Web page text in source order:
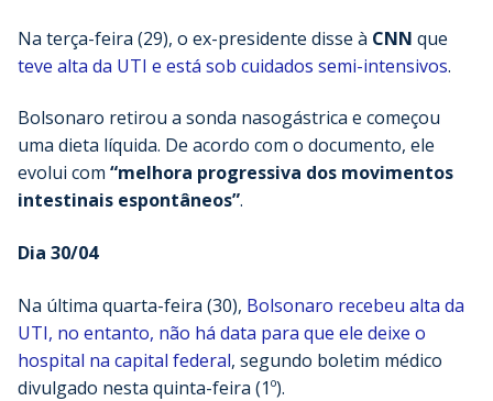
Na terça-feira (29), o ex-presidente disse à CNN que
teve alta da UTI e está sob cuidados semi-intensivos.
Bolsonaro retirou a sonda nasogástrica e começou
uma dieta líquida. De acordo com o documento, ele
evolui com “melhora progressiva dos movimentos
intestinais espontâneos”.
Dia 30/04
Na última quarta-feira (30), Bolsonaro recebeu alta da
UTI, no entanto, não há data para que ele deixe o
hospital na capital federal, segundo boletim médico
divulgado nesta quinta-feira (1º).